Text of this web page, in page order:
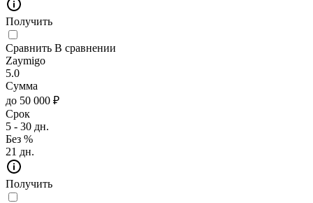
Получить
Сравнить В сравнении
Zaymigo
5.0
Сумма
до 50 000 ₽
Срок
5 - 30 дн.
Без %
21 дн.
Получить